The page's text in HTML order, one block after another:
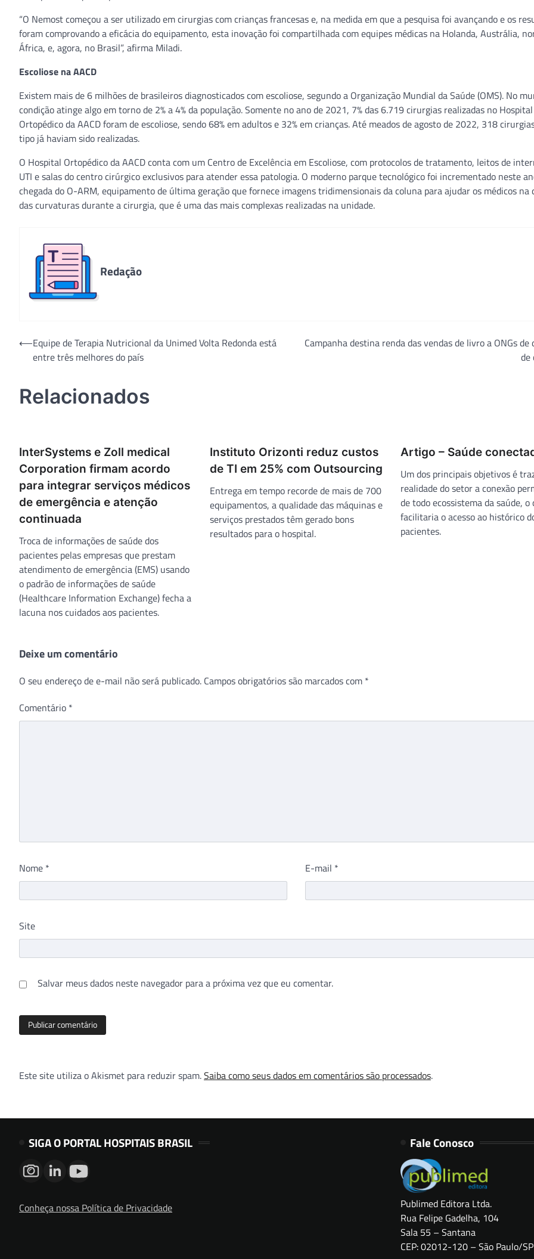
“O Nemost começou a ser utilizado em cirurgias com crianças francesas e, na medida em que a pesquisa foi avançando e os
foram comprovando a eficácia do equipamento, esta inovação foi compartilhada com equipes médicas na Holanda, Austrália,
África, e, agora, no Brasil”, afirma Miladi.
Escoliose na AACD
Existem mais de 6 milhões de brasileiros diagnosticados com escoliose, segundo a Organização Mundial da Saúde (OMS). No
condição atinge algo em torno de 2% a 4% da população. Somente no ano de 2021, 7% das 6.719 cirurgias realizadas no Hospital
Ortopédico da AACD foram de escoliose, sendo 68% em adultos e 32% em crianças. Até meados de agosto de 2022, 318
tipo já haviam sido realizadas.
O Hospital Ortopédico da AACD conta com um Centro de Excelência em Escoliose, com protocolos de tratamento, leitos de
UTI e salas do centro cirúrgico exclusivos para atender essa patologia. O moderno parque tecnológico foi incrementado neste
chegada do O-ARM, equipamento de última geração que fornece imagens tridimensionais da coluna para ajudar os médicos na
das curvaturas durante a cirurgia, que é uma das mais complexas realizadas na unidade.
Redação
Navegação
⟵Equipe de Terapia Nutricional da Unimed Volta Redonda está
entre três melhores do país
Campanha destina renda das vendas de livro a ONGs de
de
Relacionados
InterSystems e Zoll medical
Corporation firmam acordo
para integrar serviços médicos
de emergência e atenção
continuada
Troca de informações de saúde dos
pacientes pelas empresas que prestam
atendimento de emergência (EMS) usando
o padrão de informações de saúde
(Healthcare Information Exchange) fecha a
lacuna nos cuidados aos pacientes.
Instituto Orizonti reduz custos
de TI em 25% com Outsourcing
Entrega em tempo recorde de mais de 700
equipamentos, a qualidade das máquinas e
serviços prestados têm gerado bons
resultados para o hospital.
Artigo – Saúde
Um dos principais objetivos é
realidade do setor a conexão
de todo ecossistema da saúde, o
facilitaria o acesso ao histórico
pacientes.
Deixe um comentário
O seu endereço de e-mail não será publicado. Campos obrigatórios são marcados com *
Comentário *
Nome * E-mail *
Site
Salvar meus dados neste navegador para a próxima vez que eu comentar.
Este site utiliza o Akismet para reduzir spam.Saiba como seus dados em comentários são processados.
SIGA O PORTAL HOSPITAIS BRASIL
Conheça nossa Política de Privacidade
Fale Conosco
Publimed Editora Ltda.
Rua Felipe Gadelha, 104
Sala 55 – Santana
CEP: 02012-120 – São Paulo/SP